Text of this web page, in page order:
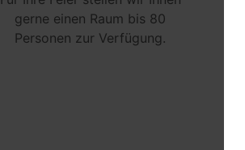
gerne einen Raum bis 80
Personen zur Verfügung.